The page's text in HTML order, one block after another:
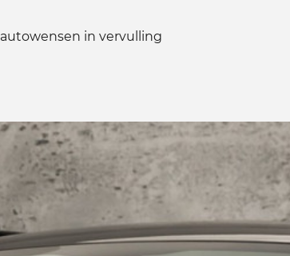
in vervulling